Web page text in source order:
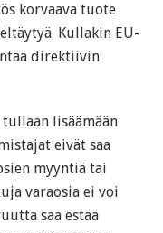
korvaava tuote
Kullakin EU-
direktiivin
lisäämään
eivät saa
myyntiä tai
varaosia ei voi
saa estää